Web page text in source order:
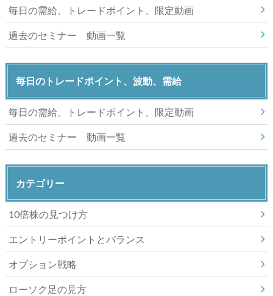
毎日の需給、トレードポイント、限定動画
過去のセミナー 動画一覧
毎日のトレードポイント、波動、需給
毎日の需給、トレードポイント、限定動画
過去のセミナー 動画一覧
カテゴリー
10倍株の見つけ方
エントリーポイントとバランス
オプション戦略
ローソク足の見方